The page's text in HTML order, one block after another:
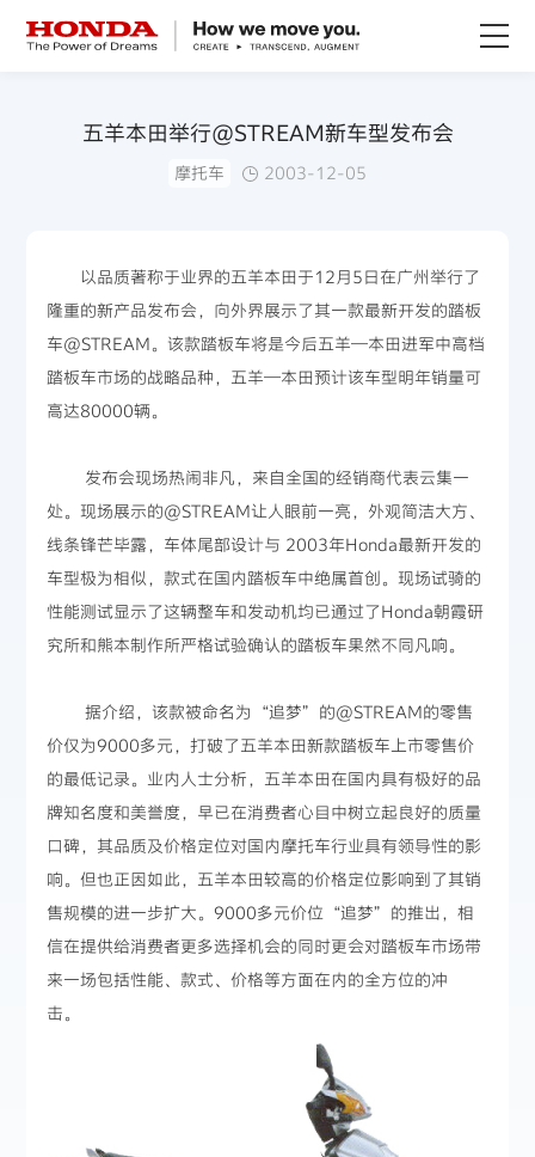
赛事运动
新闻资讯
五羊本田举行@STREAM新车型发布会
摩托车 2003-12-05
以品质著称于业界的五羊本田于12月5日在广州举行了
隆重的新产品发布会，向外界展示了其一款最新开发的踏板
车@STREAM。该款踏板车将是今后五羊—本田进军中高档
踏板车市场的战略品种，五羊—本田预计该车型明年销量可
高达80000辆。
发布会现场热闹非凡，来自全国的经销商代表云集一
处。现场展示的@STREAM让人眼前一亮，外观简洁大方、
线条锋芒毕露，车体尾部设计与 2003年Honda最新开发的
车型极为相似，款式在国内踏板车中绝属首创。现场试骑的
性能测试显示了这辆整车和发动机均已通过了Honda朝霞研
究所和熊本制作所严格试验确认的踏板车果然不同凡响。
据介绍，该款被命名为“追梦”的@STREAM的零售
价仅为9000多元，打破了五羊本田新款踏板车上市零售价
的最低记录。业内人士分析，五羊本田在国内具有极好的品
牌知名度和美誉度，早已在消费者心目中树立起良好的质量
口碑，其品质及价格定位对国内摩托车行业具有领导性的影
响。但也正因如此，五羊本田较高的价格定位影响到了其销
售规模的进一步扩大。9000多元价位“追梦”的推出，相
信在提供给消费者更多选择机会的同时更会对踏板车市场带
来一场包括性能、款式、价格等方面在内的全方位的冲
击。